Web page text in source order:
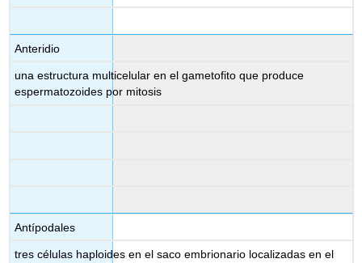
Anteridio
una estructura multicelular en el gametofito que produce
espermatozoides por mitosis
Antípodales
tres células haploides en el saco embrionario localizadas en el